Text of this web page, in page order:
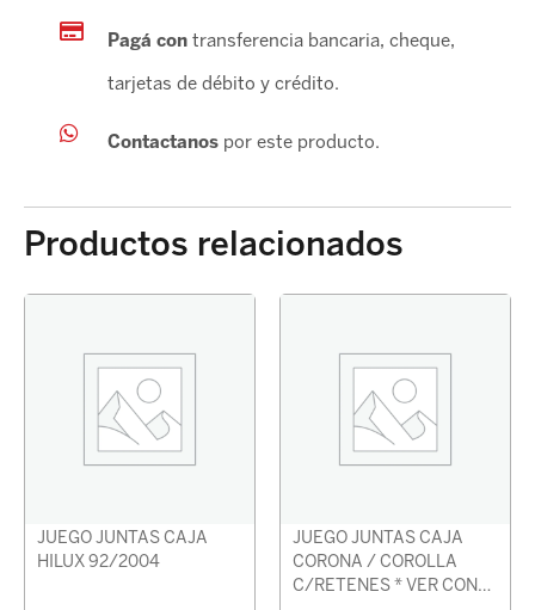
Pagá contransferencia bancaria, cheque,
tarjetas de débito y crédito.
Contactanospor este producto.
Productos relacionados
JUEGO JUNTAS CAJA
HILUX 92/2004
JUEGO JUNTAS CAJA
CORONA / COROLLA
C/RETENES * VER CON